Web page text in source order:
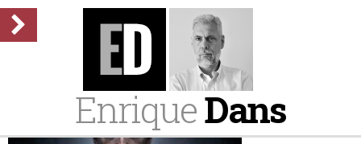
EnriqueDans